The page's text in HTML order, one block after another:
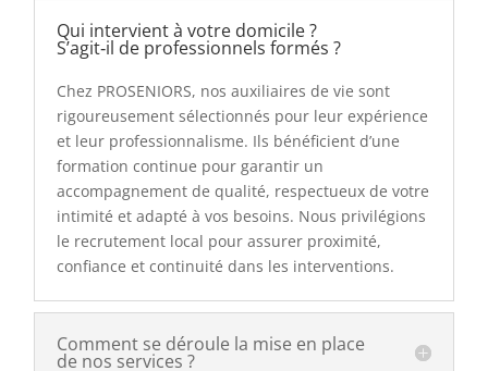
Qui intervient à votre domicile ?
S’agit‑il de professionnels formés ?
Chez PROSENIORS, nos auxiliaires de vie sont
rigoureusement sélectionnés pour leur expérience
et leur professionnalisme. Ils bénéficient d’une
formation continue pour garantir un
accompagnement de qualité, respectueux de votre
intimité et adapté à vos besoins. Nous privilégions
le recrutement local pour assurer proximité,
confiance et continuité dans les interventions.
Comment se déroule la mise en place
de nos services ?